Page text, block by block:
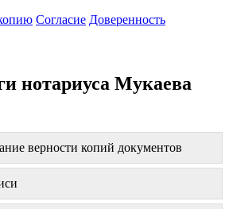
Согласие Доверенность
нотариуса Мукаева
верности копий документов